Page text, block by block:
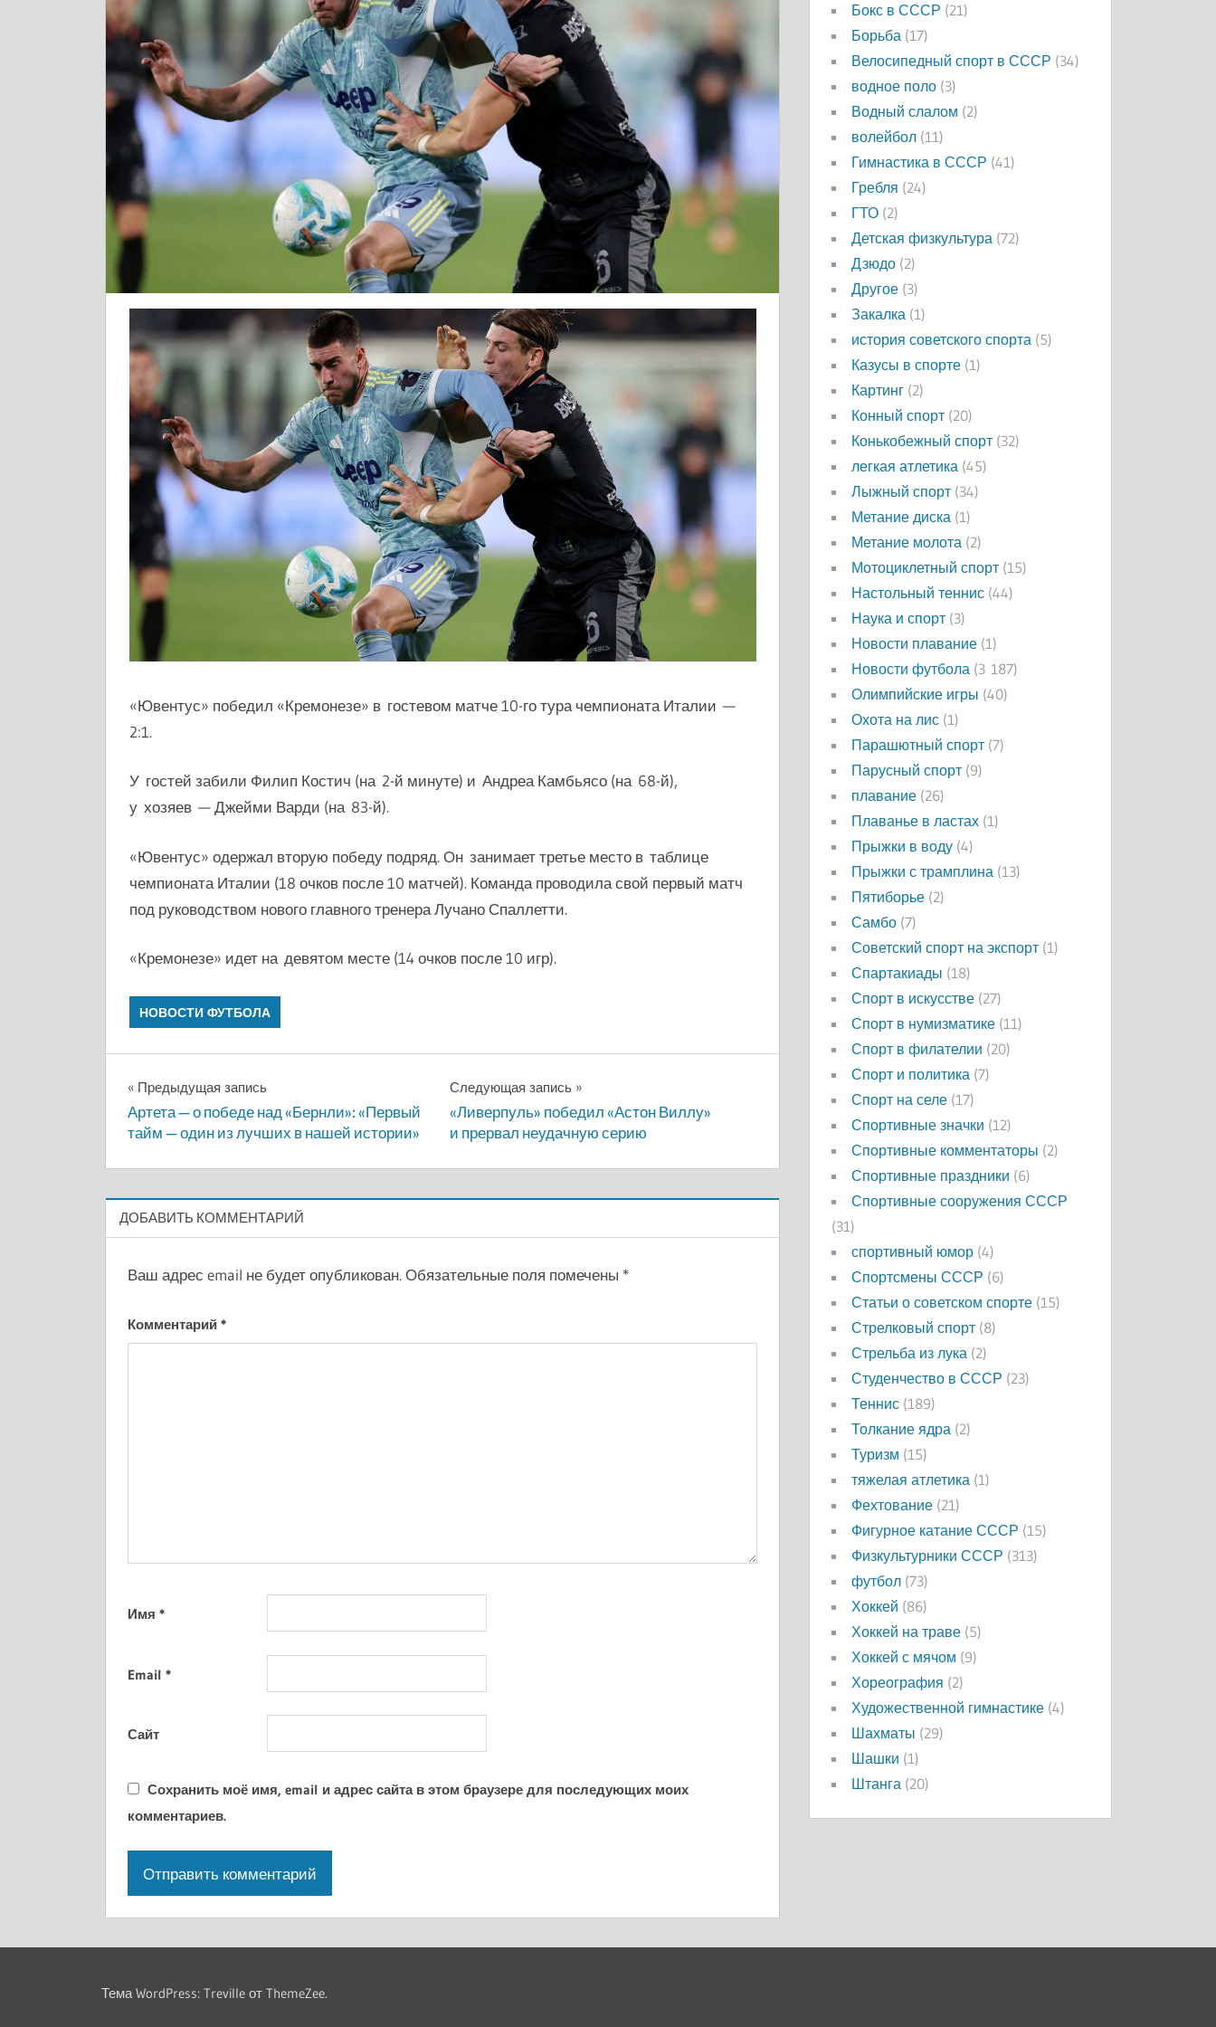
«Ювентус» победил «Кремонезе» в гостевом матче 10-го тура чемпионата Италии —
2:1.
У гостей забили Филип Костич (на 2-й минуте) и Андреа Камбьясо (на 68-й),
у хозяев — Джейми Варди (на 83-й).
«Ювентус» одержал вторую победу подряд. Он занимает третье место в таблице
чемпионата Италии (18 очков после 10 матчей). Команда проводила свой первый матч
под руководством нового главного тренера Лучано Спаллетти.
«Кремонезе» идет на девятом месте (14 очков после 10 игр).
НОВОСТИ ФУТБОЛА
Навигация
по
записям
Предыдущая запись
Артета — о победе над «Бернли»: «Первый
тайм — один из лучших в нашей истории»
Следующая запись
«Ливерпуль» победил «Астон Виллу»
и прервал неудачную серию
ДОБАВИТЬ КОММЕНТАРИЙ
Ваш адрес email не будет опубликован.Обязательные поля помечены *
Комментарий *
Имя *
Email *
Сайт
Сохранить моё имя, email и адрес сайта в этом браузере для последующих моих
комментариев.
Бокс в СССР (21)
Борьба (17)
Велосипедный спорт в СССР (34)
водное поло (3)
Водный слалом (2)
волейбол (11)
Гимнастика в СССР (41)
Гребля (24)
ГТО (2)
Детская физкультура (72)
Дзюдо (2)
Другое (3)
Закалка (1)
история советского спорта (5)
Казусы в спорте (1)
Картинг (2)
Конный спорт (20)
Конькобежный спорт (32)
легкая атлетика (45)
Лыжный спорт (34)
Метание диска (1)
Метание молота (2)
Мотоциклетный спорт (15)
Настольный теннис (44)
Наука и спорт (3)
Новости плавание (1)
Новости футбола (3 187)
Олимпийские игры (40)
Охота на лис (1)
Парашютный спорт (7)
Парусный спорт (9)
плавание (26)
Плаванье в ластах (1)
Прыжки в воду (4)
Прыжки с трамплина (13)
Пятиборье (2)
Самбо (7)
Советский спорт на экспорт (1)
Спартакиады (18)
Спорт в искусстве (27)
Спорт в нумизматике (11)
Спорт в филателии (20)
Спорт и политика (7)
Спорт на селе (17)
Спортивные значки (12)
Спортивные комментаторы (2)
Спортивные праздники (6)
Спортивные сооружения СССР
(31)
спортивный юмор (4)
Спортсмены СССР (6)
Статьи о советском спорте (15)
Стрелковый спорт (8)
Стрельба из лука (2)
Студенчество в СССР (23)
Теннис (189)
Толкание ядра (2)
Туризм (15)
тяжелая атлетика (1)
Фехтование (21)
Фигурное катание СССР (15)
Физкультурники СССР (313)
футбол (73)
Хоккей (86)
Хоккей на траве (5)
Хоккей с мячом (9)
Хореография (2)
Художественной гимнастике (4)
Шахматы (29)
Шашки (1)
Штанга (20)
Тема WordPress: Treville от ThemeZee.